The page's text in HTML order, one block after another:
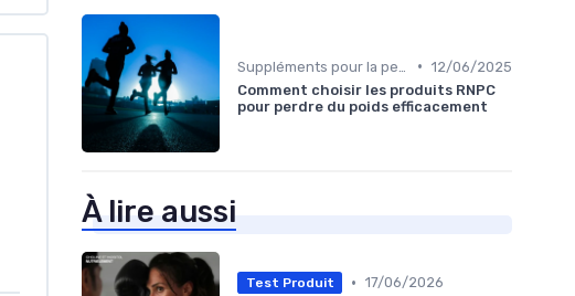
• 12/06/2025
Comment choisir les produits RNPC
pour perdre du poids efficacement
À lire aussi
Test Produit • 17/06/2026